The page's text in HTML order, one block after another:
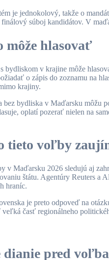
je jednokolový, takže o
súboj kandidátov. V
môže hlasovať
bydliskom v krajine môže
o zápis do zoznamu na
krajiny.
bez bydliska v Maďarsku môžu
oplatí pozerať nielen na
tieto voľby
v Maďarsku 2026 sledujú aj
štátu. Agentúry Reuters a
hraníc.
je preto odpoveď na
časť regionálneho
pred